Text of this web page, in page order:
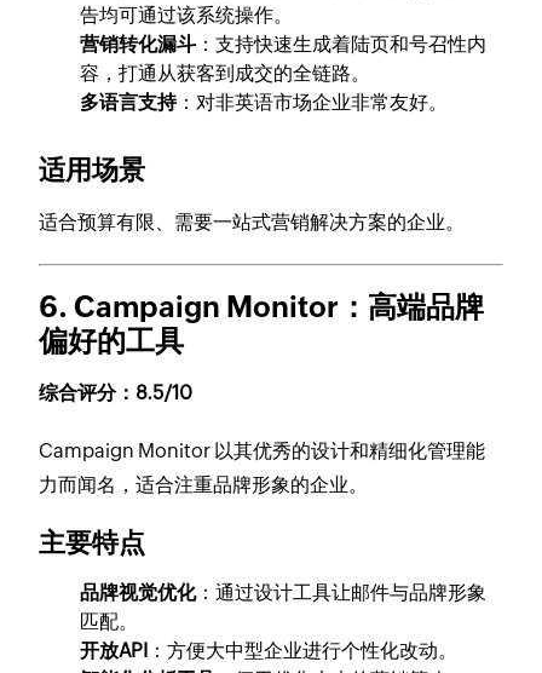
告均可通过该系统操作。
营销转化漏斗 ：支持快速生成着陆页和号召性内
容，打通从获客到成交的全链路。
多语言支持：对非英语市场企业非常友好。
适用场景
适合预算有限、需要一站式营销解决方案的企业。
6. Campaign Monitor ：高端品牌
偏好的工具
综合评分：8.5/10
Campaign Monitor 以其优秀的设计和精细化管理能
力而闻名，适合注重品牌形象的企业。
主要特点
品牌视觉优化：通过设计工具让邮件与品牌形象
匹配。
开放API ：方便大中型企业进行个性化改动。